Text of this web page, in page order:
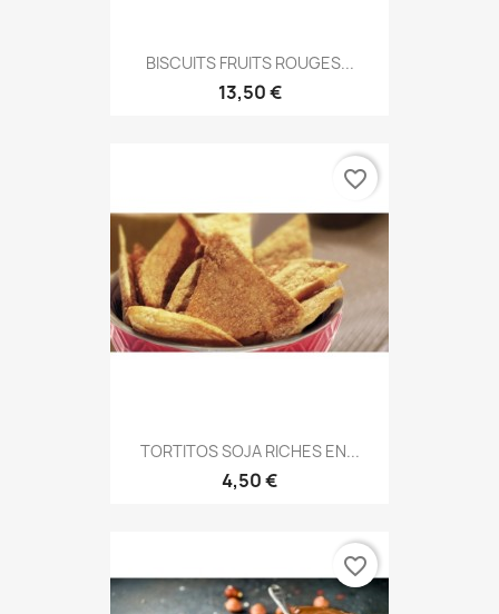
BISCUITS FRUITS ROUGES...
13,50 €
TORTITOS SOJA RICHES EN...
4,50 €
favorite_border
favorite_border